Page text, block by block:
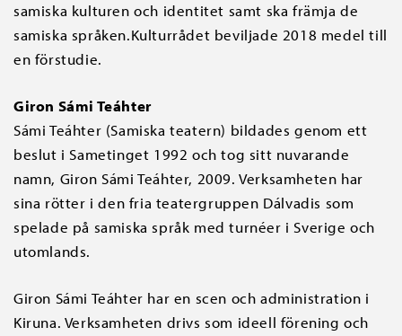
samiska kulturen och identitet samt ska främja de
samiska språken.Kulturrådet beviljade 2018 medel till
en förstudie.
Giron Sámi Teáhter
Sámi Teáhter (Samiska teatern) bildades genom ett
beslut i Sametinget 1992 och tog sitt nuvarande
namn, Giron Sámi Teáhter, 2009. Verksamheten har
sina rötter i den fria teatergruppen Dálvadis som
spelade på samiska språk med turnéer i Sverige och
utomlands.
Giron Sámi Teáhter har en scen och administration i
Kiruna. Verksamheten drivs som ideell förening och